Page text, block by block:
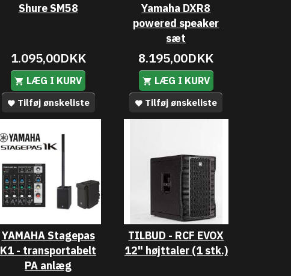
Shure SM58
1.095,00DKK
LÆG I KURV
Tilføj ønskeliste
Yamaha DXR8
powered speaker
sæt
8.195,00DKK
LÆG I KURV
Tilføj ønskeliste
YAMAHA Stagepas
K1 - transportabelt
PA anlæg
TILBUD - RCF EVOX
12" højttaler (1 stk.)